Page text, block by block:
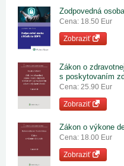
Zodpovedná
Cena: 18.50 Eur
Zobraziť
Zákon o
s poskytovaním
Cena: 25.90 Eur
Zobraziť
Zákon o výkone
Cena: 18.00 Eur
Zobraziť